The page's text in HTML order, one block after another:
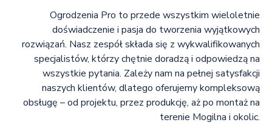
Ogrodzenia Pro to przede wszystkim wieloletnie
doświadczenie i pasja do tworzenia wyjątkowych
rozwiązań. Nasz zespół składa się z wykwalifikowanych
specjalistów, którzy chętnie doradzą i odpowiedzą na
wszystkie pytania. Zależy nam na pełnej satysfakcji
naszych klientów, dlatego oferujemy kompleksową
obsługę – od projektu, przez produkcję, aż po montaż na
terenie Mogilna i okolic.